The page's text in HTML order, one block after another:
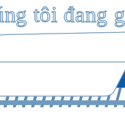
tôi đang